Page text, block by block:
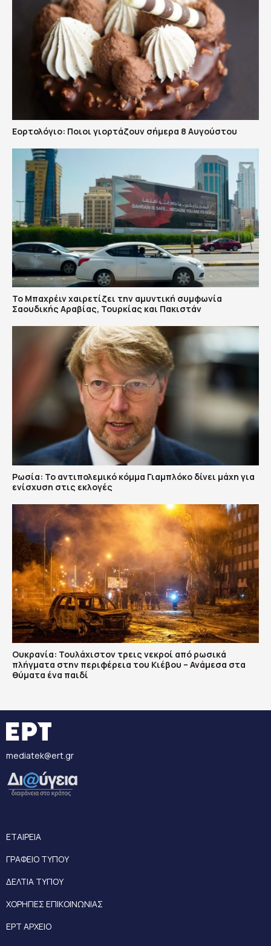
Εορτολόγιο: Ποιοι γιορτάζουν σήμερα 8 Αυγούστου
Το Μπαχρέιν χαιρετίζει την αμυντική συμφωνία
Σαουδικής Αραβίας, Τουρκίας και Πακιστάν
Ρωσία: Το αντιπολεμικό κόμμα Γιαμπλόκο δίνει μάχη για
ενίσχυση στις εκλογές
Ουκρανία: Τουλάχιστον τρεις νεκροί από ρωσικά
πλήγματα στην περιφέρεια του Κιέβου – Ανάμεσα στα
θύματα ένα παιδί
mediatek@ert.gr
ΕΤΑΙΡΕΙΑ
ΓΡΑΦΕΙΟ ΤΥΠΟΥ
ΔΕΛΤΙΑ ΤΥΠΟΥ
ΧΟΡΗΓΙΕΣ ΕΠΙΚΟΙΝΩΝΙΑΣ
ΕΡΤ ΑΡΧΕΙΟ